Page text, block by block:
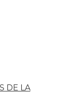
DE LA